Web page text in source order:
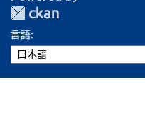
言語